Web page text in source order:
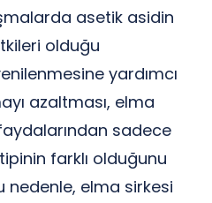
asetik asidin
olduğu
yardımcı
azaltması, elma
sadece
farklı olduğunu
nedenle, elma sirkesi